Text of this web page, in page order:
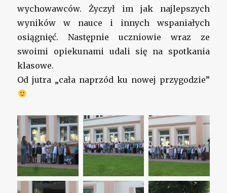
wychowawców. Życzył im jak najlepszych
wyników w nauce i innych wspaniałych
osiągnięć. Następnie uczniowie wraz ze
swoimi opiekunami udali się na spotkania
klasowe.
Od jutra „cała naprzód ku nowej przygodzie”